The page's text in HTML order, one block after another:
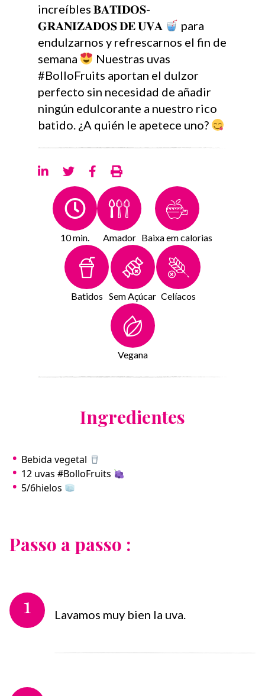
increíbles 𝐁𝐀𝐓𝐈𝐃𝐎𝐒-
𝐆𝐑𝐀𝐍𝐈𝐙𝐀𝐃𝐎𝐒 𝐃𝐄 𝐔𝐕𝐀
para
endulzarnos y refrescarnos el fin de
semana
Nuestras uvas
#BolloFruits aportan el dulzor
perfecto sin necesidad de añadir
ningún edulcorante a nuestro rico
batido. ¿A quién le apetece uno?
10 min. Amador Baixa em calorias
Batidos Sem Açúcar Celíacos
Vegana
Ingredientes
Bebida vegetal
12 uvas #BolloFruits
5/6hielos
Passo a passo :
1 Lavamos muy bien la uva.